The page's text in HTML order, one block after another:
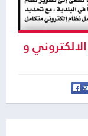
و
بلدية